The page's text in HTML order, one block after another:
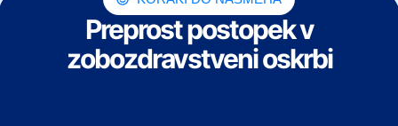
Preprost postopek v
zobozdravstveni oskrbi